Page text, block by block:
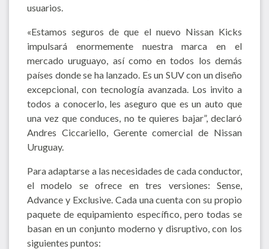
usuarios.
«Estamos seguros de que el nuevo Nissan Kicks
impulsará enormemente nuestra marca en el
mercado uruguayo, así como en todos los demás
países donde se ha lanzado. Es un SUV con un diseño
excepcional, con tecnología avanzada. Los invito a
todos a conocerlo, les aseguro que es un auto que
una vez que conduces, no te quieres bajar”, declaró
Andres Ciccariello, Gerente comercial de Nissan
Uruguay.
Para adaptarse a las necesidades de cada conductor,
el modelo se ofrece en tres versiones: Sense,
Advance y Exclusive. Cada una cuenta con su propio
paquete de equipamiento específico, pero todas se
basan en un conjunto moderno y disruptivo, con los
siguientes puntos: